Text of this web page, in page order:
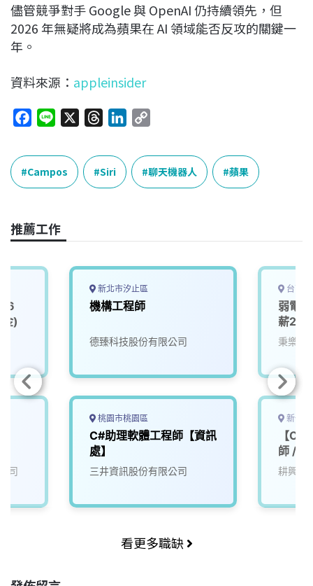
儘管競爭對手 Google 與 OpenAI 仍持續領先，但
2026 年無疑將成為蘋果在 AI 領域能否反攻的關鍵一
年。
資料來源： appleinsider
c
e
b
o
k
n
e
r
e
a
k
n
p
y
L
k
Campos Siri 聊天機器人 蘋果
推薦工作
)
司
新北市汐止區
機構工程師
德臻科技股份有限公司
桃園市桃園區
C#助理軟體工程師【資訊
處】
三井資訊股份有限公司
台南
弱電
薪
秉樂工
新竹
【
師 /
耕興股
看更多職缺